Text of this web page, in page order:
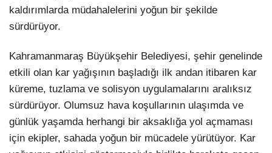
kaldırımlarda müdahalelerini yoğun bir şekilde
sürdürüyor.
Kahramanmaraş Büyükşehir Belediyesi, şehir genelinde
etkili olan kar yağışının başladığı ilk andan itibaren kar
küreme, tuzlama ve solisyon uygulamalarını aralıksız
sürdürüyor. Olumsuz hava koşullarının ulaşımda ve
günlük yaşamda herhangi bir aksaklığa yol açmaması
için ekipler, sahada yoğun bir mücadele yürütüyor. Kar